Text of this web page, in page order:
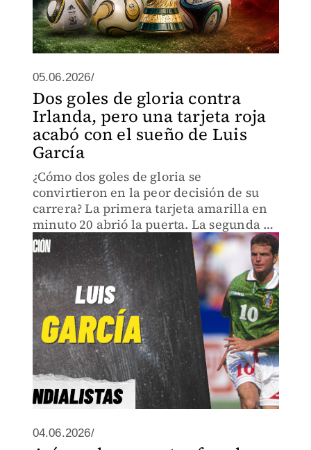
05.06.2026/
Dos goles de gloria contra
Irlanda, pero una tarjeta roja
acabó con el sueño de Luis
García
¿Cómo dos goles de gloria se
convirtieron en la peor decisión de su
carrera? La primera tarjeta amarilla en
minuto 20 abrió la puerta. La segunda en
minuto 67 cerró el sueño. Lo que nadie
te cuenta del Mundial 94
04.06.2026/